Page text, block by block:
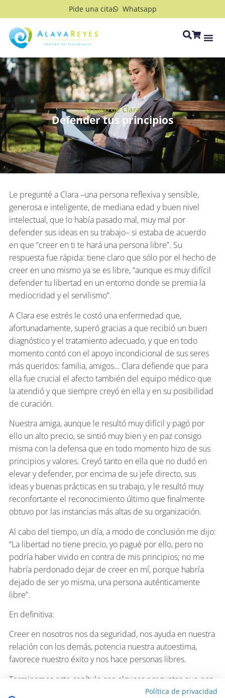
Pide una cita Whatsapp
El caso de Clara
Defender tus principios
Le pregunté a Clara –una persona reflexiva y sensible,
generosa e inteligente, de mediana edad y buen nivel
intelectual, que lo había pasado mal, muy mal por
defender sus ideas en su trabajo– si estaba de acuerdo
en que “creer en ti te hará una persona libre”. Su
respuesta fue rápida: tiene claro que sólo por el hecho de
creer en uno mismo ya se es libre, “aunque es muy difícil
defender tu libertad en un entorno donde se premia la
mediocridad y el servilismo”.
A Clara ese estrés le costó una enfermedad que,
afortunadamente, superó gracias a que recibió un buen
diagnóstico y el tratamiento adecuado, y que en todo
momento contó con el apoyo incondicional de sus seres
más queridos: familia, amigos… Clara defiende que para
ella fue crucial el afecto también del equipo médico que
la atendió y que siempre creyó en ella y en su posibilidad
de curación.
Nuestra amiga, aunque le resultó muy difícil y pagó por
ello un alto precio, se sintió muy bien y en paz consigo
misma con la defensa que en todo momento hizo de sus
principios y valores. Creyó tanto en ella que no dudó en
elevar y defender, por encima de su jefe directo, sus
ideas y buenas prácticas en su trabajo, y le resultó muy
reconfortante el reconocimiento último que finalmente
obtuvo por las instancias más altas de su organización.
Al cabo del tiempo, un día, a modo de conclusión me dijo:
“La libertad no tiene precio, yo pagué por ello, pero no
podría haber vivido en contra de mis principios; no me
habría perdonado dejar de creer en mí, porque habría
dejado de ser yo misma, una persona auténticamente
libre”.
En definitiva:
Creer en nosotros nos da seguridad, nos ayuda en nuestra
relación con los demás, potencia nuestra autoestima,
favorece nuestro éxito y nos hace personas libres.
Terminamos este capítulo con algunas preguntas que nos
permitan profundizar en nuestro conocimiento interno:
Política de privacidad